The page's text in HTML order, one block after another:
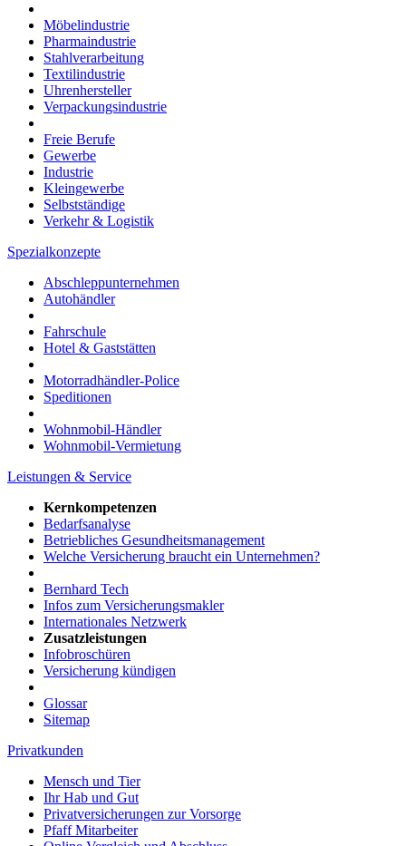
Möbelindustrie
Pharmaindustrie
Stahlverarbeitung
Textilindustrie
Uhrenhersteller
Verpackungsindustrie
Freie Berufe
Gewerbe
Industrie
Kleingewerbe
Selbstständige
Verkehr & Logistik
Spezialkonzepte
Abschleppunternehmen
Autohändler
Fahrschule
Hotel & Gaststätten
Motorradhändler-Police
Speditionen
Wohnmobil-Händler
Wohnmobil-Vermietung
Leistungen & Service
Kernkompetenzen
Bedarfsanalyse
Betriebliches Gesundheitsmanagement
Welche Versicherung braucht ein Unternehmen?
Bernhard Tech
Infos zum Versicherungsmakler
Internationales Netzwerk
Zusatzleistungen
Infobroschüren
Versicherung kündigen
Glossar
Sitemap
Privatkunden
Mensch und Tier
Ihr Hab und Gut
Privatversicherungen zur Vorsorge
Pfaff Mitarbeiter